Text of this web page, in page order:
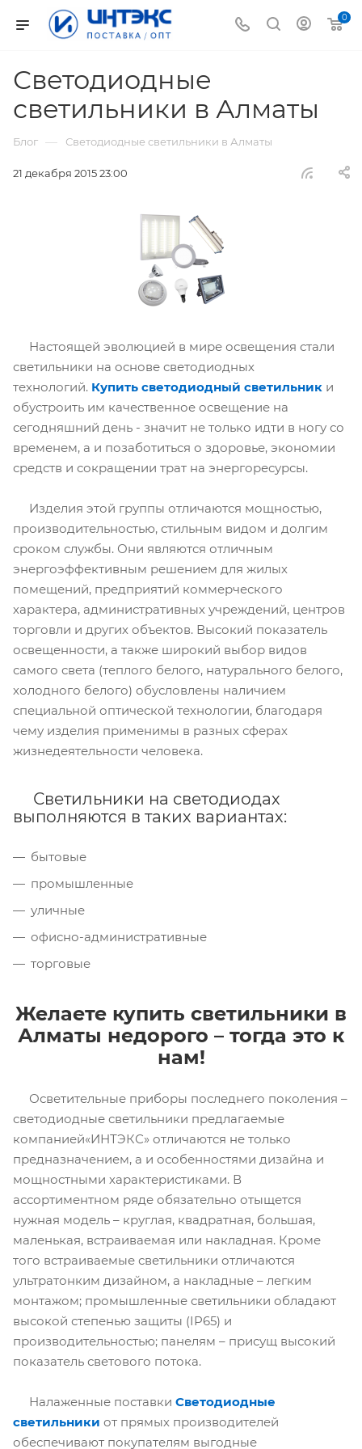
0
Светодиодные
светильники в Алматы
Блог — Светодиодные светильники в Алматы
21 декабря 2015 23:00
Настоящей эволюцией в мире освещения стали
светильники на основе светодиодных
технологий. Купить светодиодный светильник и
обустроить им качественное освещение на
сегодняшний день - значит не только идти в ногу со
временем, а и позаботиться о здоровье, экономии
средств и сокращении трат на энергоресурсы.
Изделия этой группы отличаются мощностью,
производительностью, стильным видом и долгим
сроком службы. Они являются отличным
энергоэффективным решением для жилых
помещений, предприятий коммерческого
характера, административных учреждений, центров
торговли и других объектов. Высокий показатель
освещенности, а также широкий выбор видов
самого света (теплого белого, натурального белого,
холодного белого) обусловлены наличием
специальной оптической технологии, благодаря
чему изделия применимы в разных сферах
жизнедеятельности человека.
Светильники на светодиодах
выполняются в таких вариантах:
бытовые
промышленные
уличные
офисно-административные
торговые
Желаете купить светильники в
Алматы недорого – тогда это к
нам!
Осветительные приборы последнего поколения –
светодиодные светильники предлагаемые
компанией«ИНТЭКС» отличаются не только
предназначением, а и особенностями дизайна и
мощностными характеристиками. В
ассортиментном ряде обязательно отыщется
нужная модель – круглая, квадратная, большая,
маленькая, встраиваемая или накладная. Кроме
того встраиваемые светильники отличаются
ультратонким дизайном, а накладные – легким
монтажом; промышленные светильники обладают
высокой степенью защиты (IP65) и
производительностью; панелям – присущ высокий
показатель светового потока.
Налаженные поставки Светодиодные
светильники от прямых производителей
обеспечивают покупателям выгодные